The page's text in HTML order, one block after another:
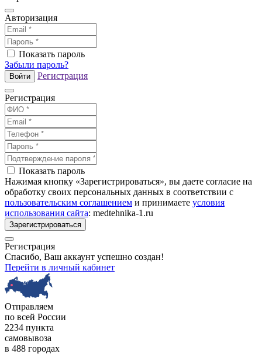
Авторизация
Показать пароль
Забыли пароль?
Войти Регистрация
Регистрация
Показать пароль
Нажимая кнопку «Зарегистрироваться», вы даете согласие на
обработку своих персональных данных в соответствии с
пользовательским соглашением и принимаете условия
использования сайта: medtehnika-1.ru
Зарегистрироваться
Регистрация
Спасибо, Ваш аккаунт успешно создан!
Перейти в личный кабинет
Отправляем
по всей России
2234 пункта
самовывоза
в 488 городах